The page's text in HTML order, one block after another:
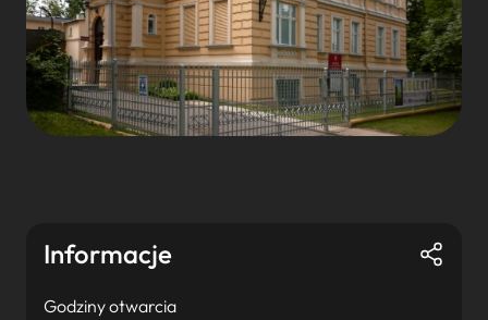
Informacje
Godziny otwarcia